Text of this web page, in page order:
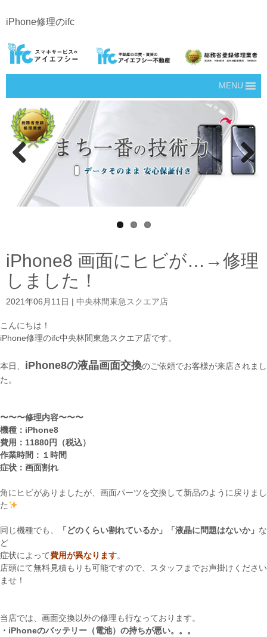
iPhone修理のifc
MENU
Next
iPhone8 画面にヒビが…→修理
しました！
2021年06月11日 中央林間東急スクエア店
こんにちは！
iPhone修理のifc中央林間東急スクエア店です。
本日、 iPhone8の液晶画面交換のご依頼でお客様が来店されまし
た。
〜〜〜修理内容〜〜〜
機種：iPhone8
費用：11880円（税込）
作業時間：１時間
症状：画面割れ
角にヒビがありましたが、画面パーツを交換して新品のように戻りまし
た
同じ機種でも、 「どのくらい割れているか」「液晶に問題はないか」 な
ど
症状によって費用が異なります。
店頭にて無料見積もりも可能ですので、スタッフまでお声掛けください
ませ！
当店では、画面交換以外の修理も行なっております。
・iPhoneのバッテリー（電池）の持ちが悪い。。。